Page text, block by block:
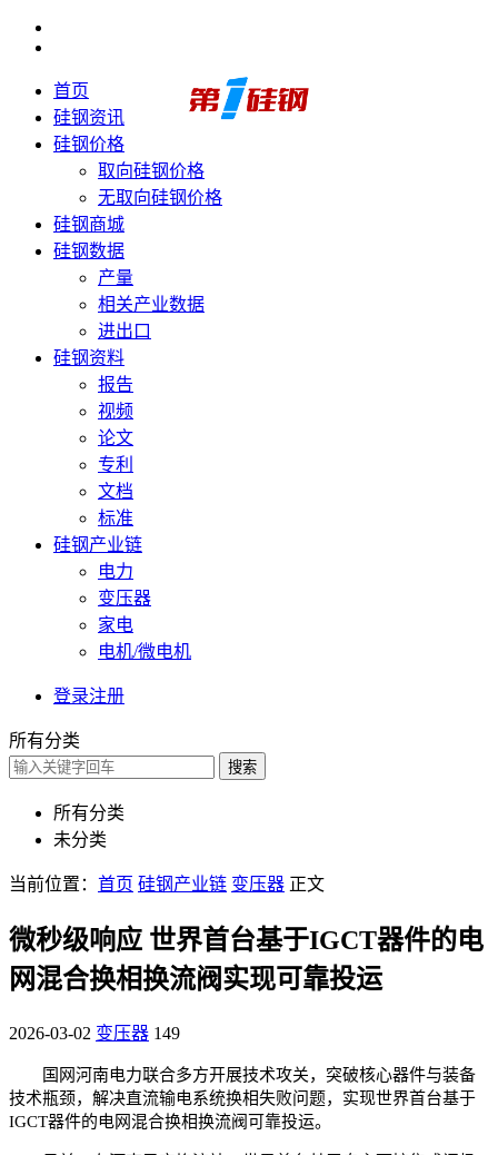
首页
硅钢资讯
硅钢价格
取向硅钢价格
无取向硅钢价格
硅钢商城
硅钢数据
产量
相关产业数据
进出口
硅钢资料
报告
视频
论文
专利
文档
标准
硅钢产业链
电力
变压器
家电
电机/微电机
登录注册
所有分类
搜索
所有分类
未分类
当前位置： 首页 硅钢产业链 变压器 正文
微秒级响应 世界首台基于IGCT器件的电
网混合换相换流阀实现可靠投运
2026-03-02 变压器 149
国网河南电力联合多方开展技术攻关，突破核心器件与装备
技术瓶颈，解决直流输电系统换相失败问题，实现世界首台基于
IGCT器件的电网混合换相换流阀可靠投运。